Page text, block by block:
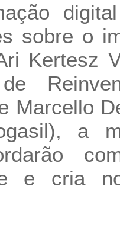
sobre o
Kertesz
Marcello
a
e cria